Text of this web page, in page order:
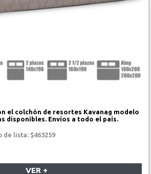
el colchón de resortes Kavanag modelo
disponibles. Envíos a todo el país.
de lista: $463259
VER +